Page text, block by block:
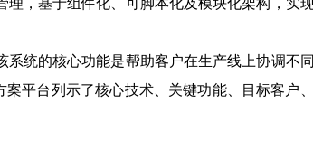
统的核心功能是帮助客户在生产线上协调不
平台列示了核心技术、关键功能、目标客户